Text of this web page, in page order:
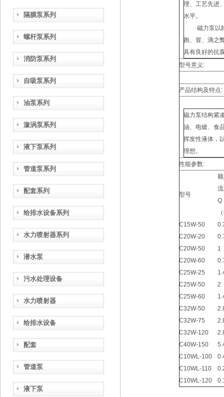
隔膜泵系列
螺杆泵系列
消防泵系列
自吸泵系列
油泵系列
漩涡泵系列
液下泵系列
管道泵系列
配套系列
给排水设备系列
水力喷射器系列
潜水泵
污水处理设备
水力喷射器
给排水设备
配套
管道泵
液下泵
理、工艺先进
水平。
磁力泵以静
跑、冒、滴之
具有良好的抗
型号意义:
产品结构及特点:
磁力泵结构紧
油、电镀、食
挥发性液体，
理想。
性能参数:
型号
Q
C15W-50
C20W-20
C20W-50
1
C20W-60
C25W-25
C25W-50
2
C25W-60
C32W-50
C32W-75
C32W-120
C40W-150
C10WL-100
C10WL-110
C10WL-120